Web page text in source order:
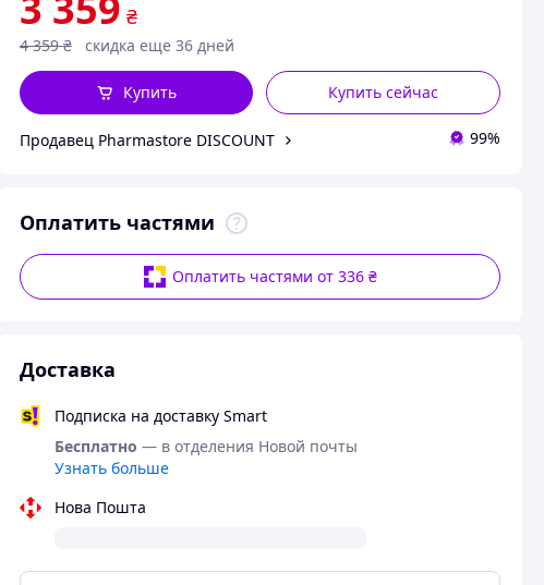
₴
4 359 ₴ скидка еще 36 дней
Купить сейчас
Купить
Продавец Pharmastore DISCOUNT 99%
Оплатить частями
Оплатить частями от 336 ₴
Доставка
Подписка на доставку Smart
Бесплатно — в отделения Новой почты
Узнать больше
Нова Пошта